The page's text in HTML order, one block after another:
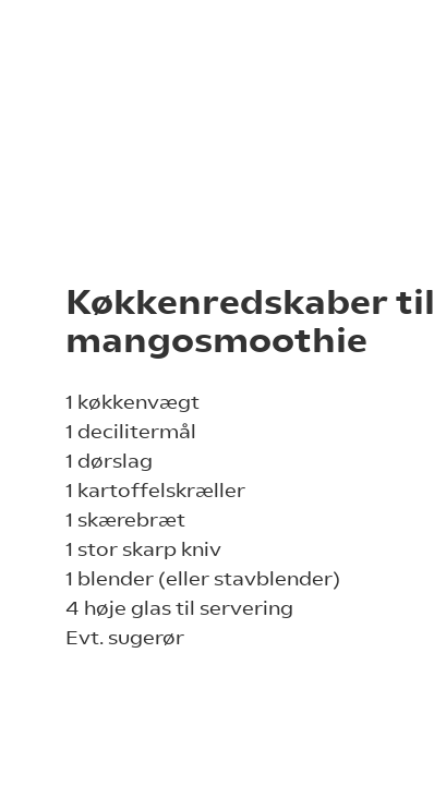
Køkkenredskaber til
mangosmoothie
1 køkkenvægt
1 decilitermål
1 dørslag
1 kartoffelskræller
1 skærebræt
1 stor skarp kniv
1 blender (eller stavblender)
4 høje glas til servering
Evt. sugerør